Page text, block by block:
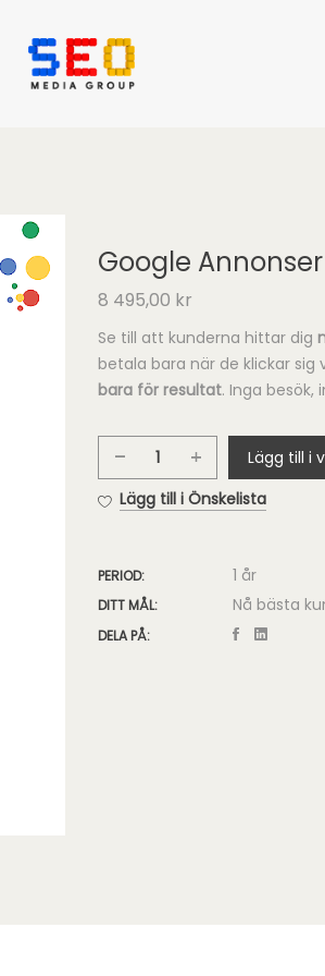
Google Annonser
8 495,00 kr
Se till att kunderna hittar dig
betala bara när de klickar sig
bara för resultat. Inga
Google
Annonser
Lägg till i
Lägg till i Önskelista
PERIOD: 1 år
DITT MÅL: Nå bästa
DELA PÅ: